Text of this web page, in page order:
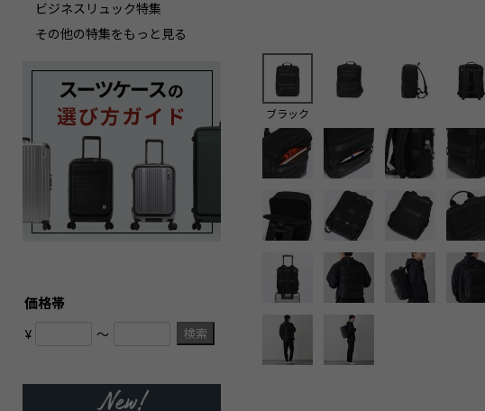
ビジネスリュック特集
その他の特集をもっと見る
価格帯
¥ 〜 検索
ブラック